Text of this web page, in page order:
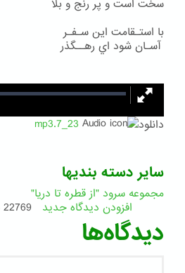
سخت است و پر رنج و بلا
با استـقامت اين سـفـر
آسـان شود اي رهــگذر
دانلود 23_7.mp3
سایر دسته بندیها
مجموعه سرود "از قطره تا دریا"
افزودن دیدگاه جدید
22769 بازدید
دیدگاه‌ها